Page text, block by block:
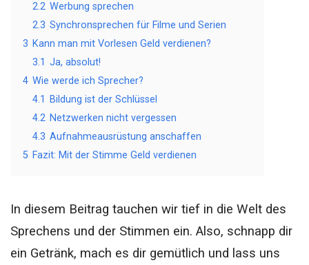
2.2 Werbung sprechen
2.3 Synchronsprechen für Filme und Serien
3 Kann man mit Vorlesen Geld verdienen?
3.1 Ja, absolut!
4 Wie werde ich Sprecher?
4.1
Bildung ist der Schlüssel
4.2 Netzwerken nicht vergessen
4.3 Aufnahmeausrüstung anschaffen
5 Fazit: Mit der Stimme Geld verdienen
In diesem Beitrag tauchen wir tief in die Welt des
Sprechens und der Stimmen ein. Also, schnapp dir
ein Getränk, mach es dir gemütlich und lass uns